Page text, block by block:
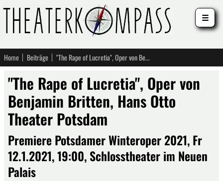
Home Beiträge "The Rape of Lucretia", Oper von Benjamin Britten, Hans Otto Theater Potsdam
"The Rape of Lucretia", Oper von
Benjamin Britten, Hans Otto
Theater Potsdam
Premiere Potsdamer Winteroper 2021, Fr
12.1.2021, 19:00, Schlosstheater im Neuen
Palais
☰